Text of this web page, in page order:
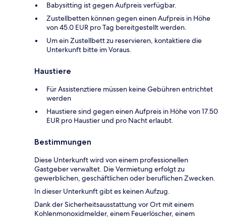
Babysitting ist gegen Aufpreis verfügbar.
Zustellbetten können gegen einen Aufpreis in Höhe
von 45.0 EUR pro Tag bereitgestellt werden.
Um ein Zustellbett zu reservieren, kontaktiere die
Unterkunft bitte im Voraus.
Haustiere
Für Assistenztiere müssen keine Gebühren entrichtet
werden
Haustiere sind gegen einen Aufpreis in Höhe von 17.50
EUR pro Haustier und pro Nacht erlaubt.
Bestimmungen
Diese Unterkunft wird von einem professionellen
Gastgeber verwaltet. Die Vermietung erfolgt zu
gewerblichen, geschäftlichen oder beruflichen Zwecken.
In dieser Unterkunft gibt es keinen Aufzug.
Dank der Sicherheitsausstattung vor Ort mit einem
Kohlenmonoxidmelder, einem Feuerlöscher, einem